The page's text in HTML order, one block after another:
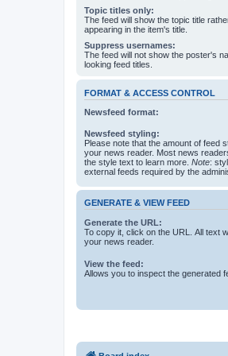
Topic titles only:
The feed will show the topic title
appearing in the item's title.
Suppress usernames:
The feed will not show the poster's
looking feed titles.
FORMAT & ACCESS CONTROL
Newsfeed format:
Newsfeed styling:
Please note that the amount of feed
your news reader. Most news
the style text to learn more. Note:
external feeds required by the
GENERATE & VIEW FEED
Generate the URL:
To copy it, click on the URL. All text
your news reader.
View the feed:
Allows you to inspect the generated